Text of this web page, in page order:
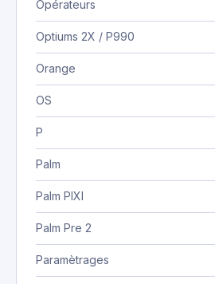
Opérateurs
Optiums 2X / P990
Orange
OS
P
Palm
Palm PIXI
Palm Pre 2
Paramètrages